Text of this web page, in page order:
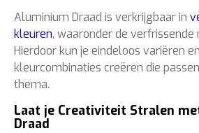
Aluminium Draad is verkrijgbaar in
kleuren, waaronder de
Hierdoor kun je eindeloos variëren
kleurcombinaties creëren die
thema.
Laat je Creativiteit Stralen
Draad